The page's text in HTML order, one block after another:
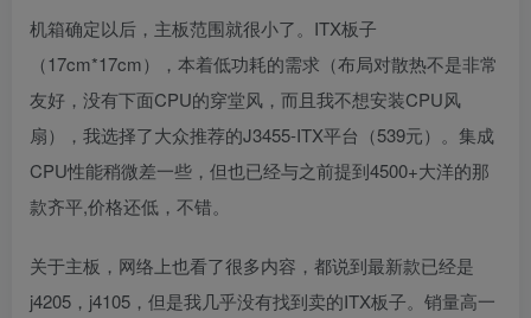
机箱确定以后，主板范围就很小了。ITX板子
（17cm*17cm），本着低功耗的需求（布局对散热不是非常
友好，没有下面CPU的穿堂风，而且我不想安装CPU风
扇），我选择了大众推荐的J3455-ITX平台（539元）。集成
CPU性能稍微差一些，但也已经与之前提到4500+大洋的那
款齐平,价格还低，不错。
关于主板，网络上也看了很多内容，都说到最新款已经是
j4205，j4105，但是我几乎没有找到卖的ITX板子。销量高一